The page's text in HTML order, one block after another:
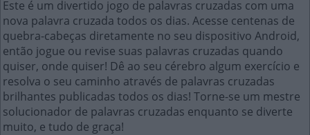
Este é um divertido jogo de palavras cruzadas com uma
nova palavra cruzada todos os dias. Acesse centenas de
quebra-cabeças diretamente no seu dispositivo Android,
então jogue ou revise suas palavras cruzadas quando
quiser, onde quiser! Dê ao seu cérebro algum exercício e
resolva o seu caminho através de palavras cruzadas
brilhantes publicadas todos os dias! Torne-se um mestre
solucionador de palavras cruzadas enquanto se diverte
muito, e tudo de graça!